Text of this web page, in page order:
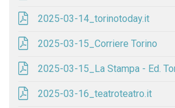
2025-03-14_torinotoday.it
2025-03-15_Corriere Torino
2025-03-15_La Stampa - Ed.
2025-03-16_teatroteatro.it